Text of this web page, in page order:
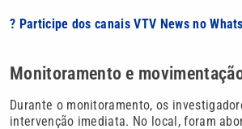
? Participe dos canais VTV News no
Monitoramento e
Durante o monitoramento, os
intervenção imediata. No local, foram